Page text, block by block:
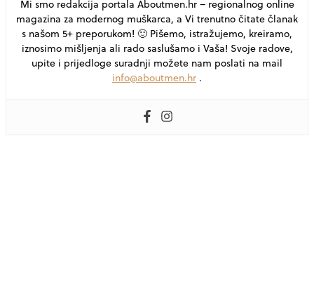
Mi smo redakcija portala Aboutmen.hr – regionalnog online
magazina za modernog muškarca, a Vi trenutno čitate članak
s našom 5+ preporukom! 🙂 Pišemo, istražujemo, kreiramo,
iznosimo mišljenja ali rado saslušamo i Vaša! Svoje radove,
upite i prijedloge suradnji možete nam poslati na mail
info@aboutmen.hr .